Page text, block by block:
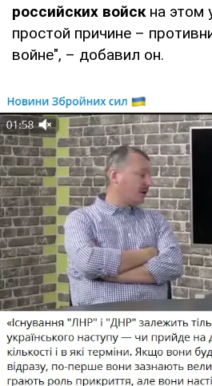
российских войскна этом
простой причине –
войне", – добавил он.